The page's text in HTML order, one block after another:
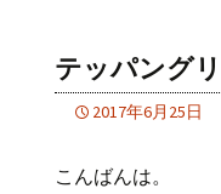
テッパング
2017年6月25日
こんばんは。